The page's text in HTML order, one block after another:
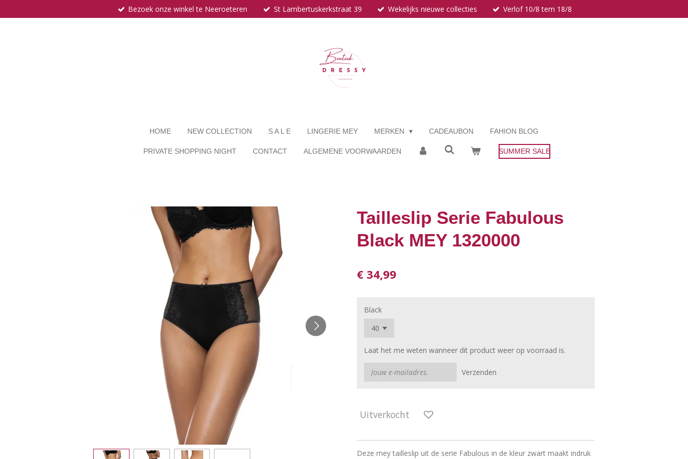
direct
Bezoek onze winkel te Neeroeteren St Lambertuskerkstraat 39 Wekelijks nieuwe collecties Verlof 10/8 tem 18/8
HOME NEW COLLECTION S A L E LINGERIE MEY MERKEN CADEAUBON FAHION BLOG
PRIVATE SHOPPING NIGHT CONTACT ALGEMENE VOORWAARDEN SUMMER SALE
Tailleslip Serie Fabulous
Black MEY 1320000
€ 34,99
Black
Laat het me weten wanneer dit product weer op voorraad is.
Verzenden
Uitverkocht
Deze mey tailleslip uit de serie Fabulous in de kleur zwart maakt indruk